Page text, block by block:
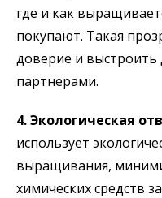
где и как
покупают. Такая
доверие и
партнерами.
4. Экологическая
использует
выращивания,
химических средств